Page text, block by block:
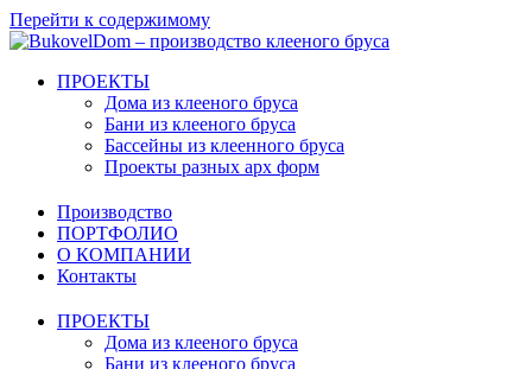
Перейти к содержимому
ПРОЕКТЫ
Дома из клееного бруса
Бани из клееного бруса
Бассейны из клеенного бруса
Проекты разных арх форм
Производство
ПОРТФОЛИО
О КОМПАНИИ
Контакты
ПРОЕКТЫ
Дома из клееного бруса
Бани из клееного бруса